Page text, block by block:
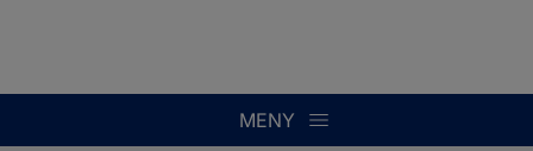
MENY